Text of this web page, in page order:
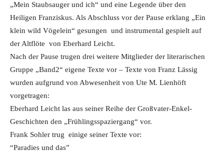
„Mein Staubsauger und ich“ und eine Legende über den
Heiligen Franziskus. Als Abschluss vor der Pause erklang „Ein
klein wild Vögelein“ gesungen und instrumental gespielt auf
der Altflöte von Eberhard Leicht.
Nach der Pause trugen drei weitere Mitglieder der literarischen
Gruppe „Band2“ eigene Texte vor – Texte von Franz Lässig
wurden aufgrund von Abwesenheit von Ute M. Lienhöft
vorgetragen:
Eberhard Leicht las aus seiner Reihe der Großvater-Enkel-
Geschichten den „Frühlingsspaziergang“ vor.
Frank Sohler trug einige seiner Texte vor:
“Paradies und das”